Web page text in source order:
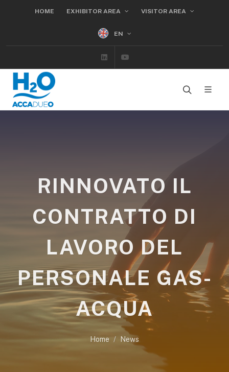
HOME EXHIBITOR AREA VISITOR AREA
EN
Linkedin
RINNOVATO IL
CONTRATTO DI
LAVORO DEL
PERSONALE GAS-
ACQUA
Home News